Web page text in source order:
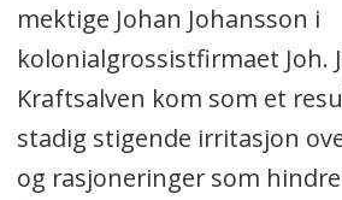
mektige Johan Johansson i
kolonialgrossistfirmaet Joh.
Kraftsalven kom som et
stadig stigende irritasjon
og rasjoneringer som